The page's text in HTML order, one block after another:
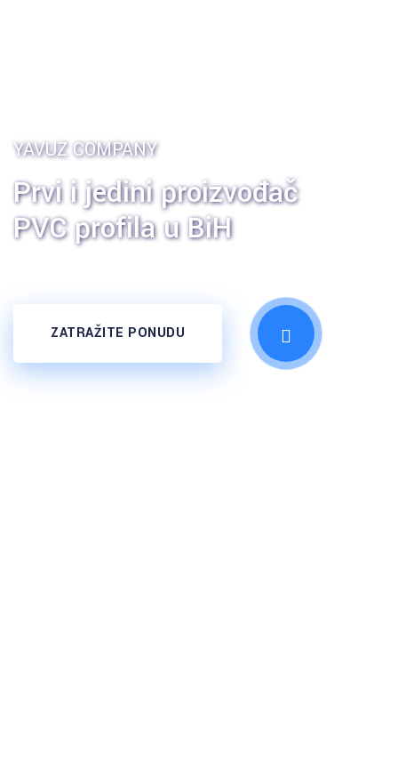
YAVUZ COMPANY
Prvi i jedini proizvođač
PVC profila u BiH
ZATRAŽITE PONUDU